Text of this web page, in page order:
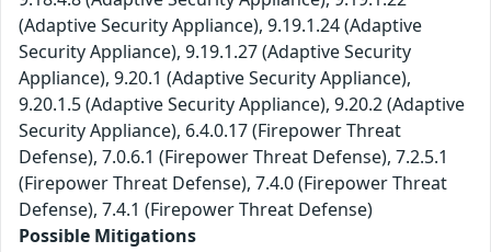
Possible Mitigations